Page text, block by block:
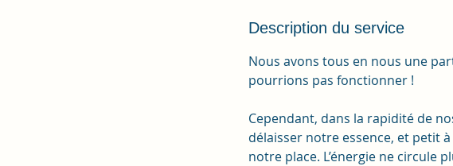
Description du service
Nous avons tous en nous une
pourrions pas fonctionner !
Cependant, dans la rapidité de
délaisser notre essence, et petit
notre place. L’énergie ne circule